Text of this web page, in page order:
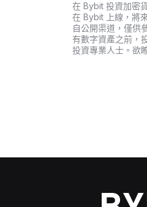
在 Bybit 投資加密
在 Bybit 上線，將
自公開渠道，僅供
有數字資產之前，
投資專業人士。欲